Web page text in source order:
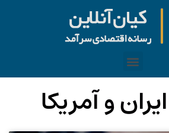
و آمریکا